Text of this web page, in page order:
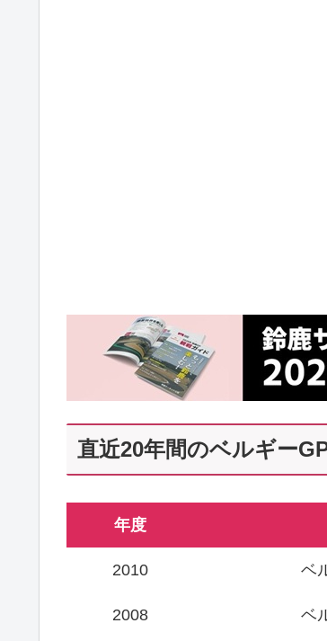
直近20年間のベルギー
年度
2010 ベ
2008 ベ